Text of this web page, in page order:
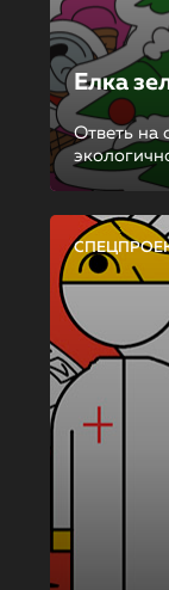
Елка
Ответь на